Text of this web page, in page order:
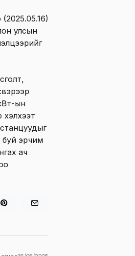
(2025.05.16)
улсын
ын
буй эрчим
ач